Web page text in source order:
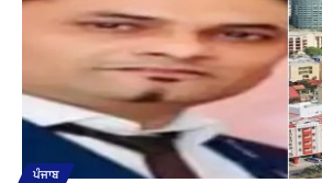
ਪੰਜਾਬ